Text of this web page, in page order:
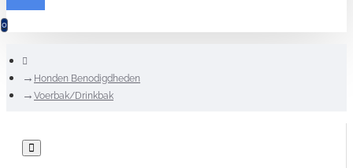
0
Honden Benodigdheden
Voerbak/Drinkbak